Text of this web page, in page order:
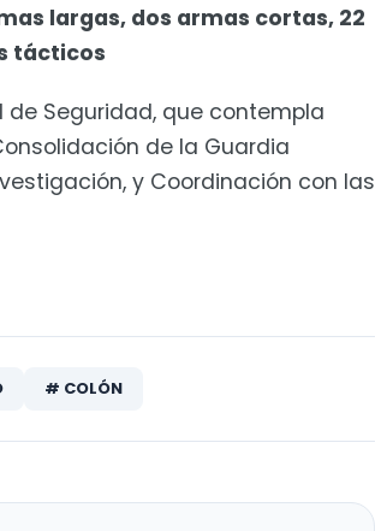
largas, dos armas cortas, 22
tácticos
de Seguridad, que contempla
de la Guardia
y Coordinación con las
# COLÓN